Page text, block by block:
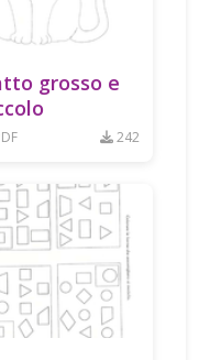
grosso e
242